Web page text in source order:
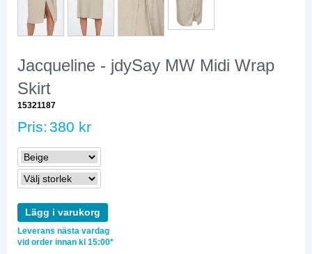
Jacqueline - jdySay MW Midi Wrap
Skirt
15321187
Pris: 380 kr
Lägg i varukorg
Leverans nästa vardag
vid order innan kl 15:00*